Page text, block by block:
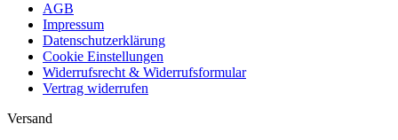
AGB
Impressum
Datenschutzerklärung
Cookie Einstellungen
Widerrufsrecht & Widerrufsformular
Vertrag widerrufen
Versand